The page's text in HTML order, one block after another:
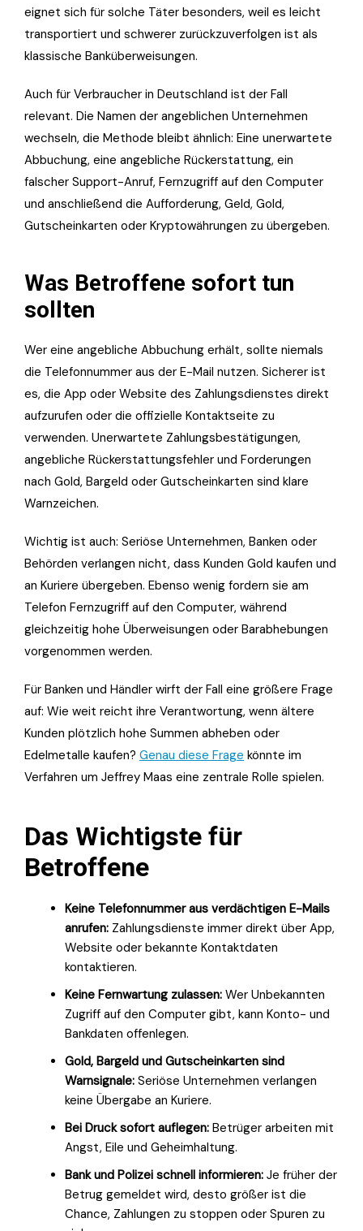
eignet sich für solche Täter besonders, weil es leicht
transportiert und schwerer zurückzuverfolgen ist als
klassische Banküberweisungen.
Auch für Verbraucher in Deutschland ist der Fall
relevant. Die Namen der angeblichen Unternehmen
wechseln, die Methode bleibt ähnlich: Eine unerwartete
Abbuchung, eine angebliche Rückerstattung, ein
falscher Support-Anruf, Fernzugriff auf den Computer
und anschließend die Aufforderung, Geld, Gold,
Gutscheinkarten oder Kryptowährungen zu übergeben.
Was Betroffene sofort tun
sollten
Wer eine angebliche Abbuchung erhält, sollte niemals
die Telefonnummer aus der E-Mail nutzen. Sicherer ist
es, die App oder Website des Zahlungsdienstes direkt
aufzurufen oder die offizielle Kontaktseite zu
verwenden. Unerwartete Zahlungsbestätigungen,
angebliche Rückerstattungsfehler und Forderungen
nach Gold, Bargeld oder Gutscheinkarten sind klare
Warnzeichen.
Wichtig ist auch: Seriöse Unternehmen, Banken oder
Behörden verlangen nicht, dass Kunden Gold kaufen und
an Kuriere übergeben. Ebenso wenig fordern sie am
Telefon Fernzugriff auf den Computer, während
gleichzeitig hohe Überweisungen oder Barabhebungen
vorgenommen werden.
Für Banken und Händler wirft der Fall eine größere Frage
auf: Wie weit reicht ihre Verantwortung, wenn ältere
Kunden plötzlich hohe Summen abheben oder
Edelmetalle kaufen? Genau diese Frage könnte im
Verfahren um Jeffrey Maas eine zentrale Rolle spielen.
Das Wichtigste für
Betroffene
Keine Telefonnummer aus verdächtigen E-Mails
anrufen: Zahlungsdienste immer direkt über App,
Website oder bekannte Kontaktdaten
kontaktieren.
Keine Fernwartung zulassen: Wer Unbekannten
Zugriff auf den Computer gibt, kann Konto- und
Bankdaten offenlegen.
Gold, Bargeld und Gutscheinkarten sind
Warnsignale: Seriöse Unternehmen verlangen
keine Übergabe an Kuriere.
Bei Druck sofort auflegen: Betrüger arbeiten mit
Angst, Eile und Geheimhaltung.
Bank und Polizei schnell informieren: Je früher der
Betrug gemeldet wird, desto größer ist die
Chance, Zahlungen zu stoppen oder Spuren zu